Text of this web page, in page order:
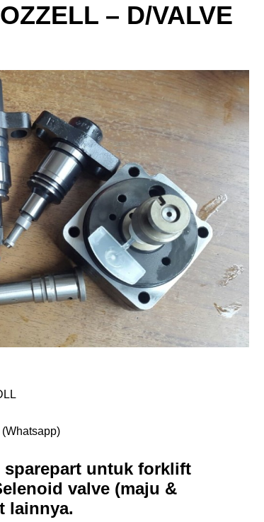
– D/VALVE
sparepart untuk forklift
valve (maju &
lainnya.